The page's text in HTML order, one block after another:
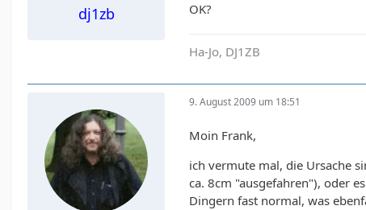
dj1zb
OK?
Ha-Jo, DJ1ZB
9. August 2009 um 18:51
Moin Frank,
ich vermute mal, die Ursache
ca. 8cm "ausgefahren"), oder
Dingern fast normal, was